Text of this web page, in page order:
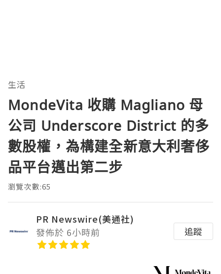
生活
MondeVita 收購 Magliano 母
公司 Underscore District 的多
數股權，為構建全新意大利奢侈
品平台邁出第二步
瀏覽次數:65
PR Newswire(美通社)
發佈於 6小時前
追蹤